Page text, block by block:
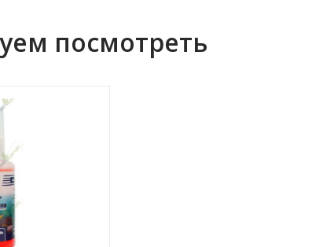
посмотреть